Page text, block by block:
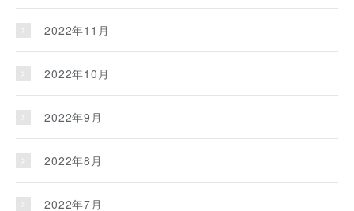
2022年11月
2022年10月
2022年9月
2022年8月
2022年7月